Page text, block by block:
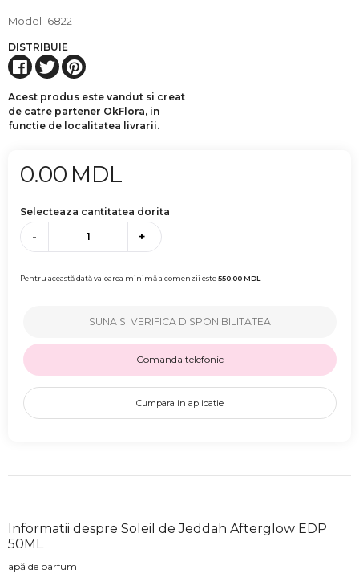
Model 6822
DISTRIBUIE
Acest produs este vandut si creat
de catre partener OkFlora, in
functie de localitatea livrarii.
0.00 MDL
Selecteaza cantitatea dorita
- +
Pentru această dată valoarea minimă a comenzii este550.00MDL
SUNA SI VERIFICA DISPONIBILITATEA
Comanda telefonic
Cumpara in aplicatie
Informatii despre Soleil de Jeddah Afterglow EDP
50ML
apă de parfum